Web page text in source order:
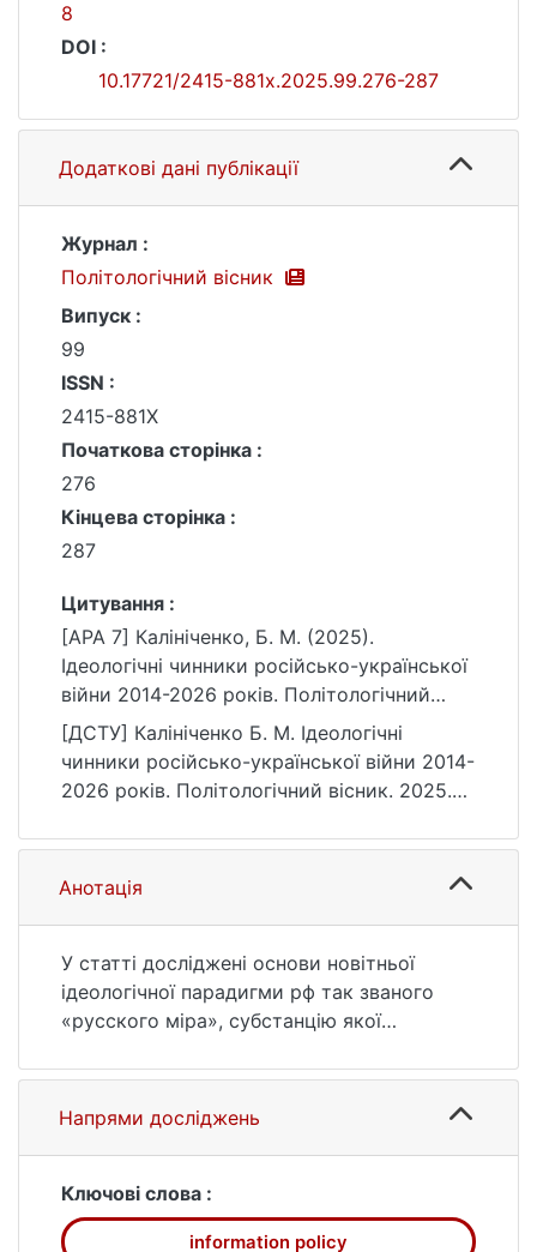
8
DOI :
10.17721/2415-881x.2025.99.276-287
Додаткові дані публікації
Журнал :
Політологічний вісник
Випуск :
99
ISSN :
2415-881X
Початкова сторінка :
276
Кінцева сторінка :
287
Цитування :
[APA 7] Калініченко, Б. М. (2025).
Ідеологічні чинники російсько-української
війни 2014-2026 років. Політологічний
вісник, (99), 276–287.
https://doi.org/10.17721/2415-
881x.2025.99.276-287
[ДСТУ] Калініченко Б. М. Ідеологічні
чинники російсько-української війни 2014-
2026 років. Політологічний вісник. 2025.
881x.2025.99.276-287 (дата звернення:
25.07.2026).
Анотація
У статті досліджені основи новітньої
ідеологічної парадигми рф так званого
«русского міра», субстанцію якої
націоналізму: панславізм/
слов'янофільство/панрусизм, євразійство,
націонал-більшовизм до яких у 2000-х
його російським аналогом нацизму, або
російським неонацизмом. Розглянуті
Напрями досліджень
Ключові слова :
information policy